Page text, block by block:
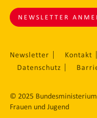
NEWSLETTER
Newsletter Kontakt
Datenschutz
© 2025
Frauen und Jugend